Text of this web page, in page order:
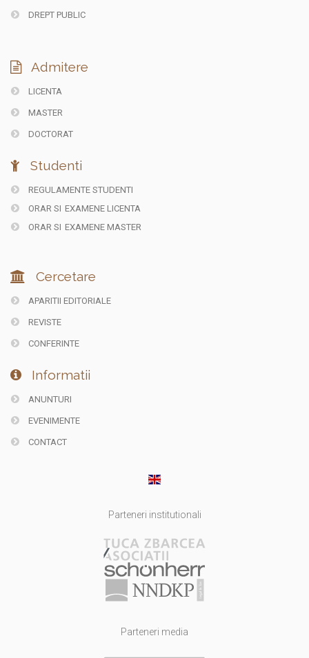
DREPT PUBLIC
Admitere
LICENTA
MASTER
DOCTORAT
Studenti
REGULAMENTE STUDENTI
ORAR SI EXAMENE LICENTA
ORAR SI EXAMENE MASTER
Cercetare
APARITII EDITORIALE
REVISTE
CONFERINTE
Informatii
ANUNTURI
EVENIMENTE
CONTACT
Parteneri institutionali
Parteneri media